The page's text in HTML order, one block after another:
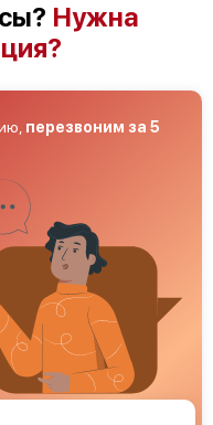
Нужна
перезвоним за 5